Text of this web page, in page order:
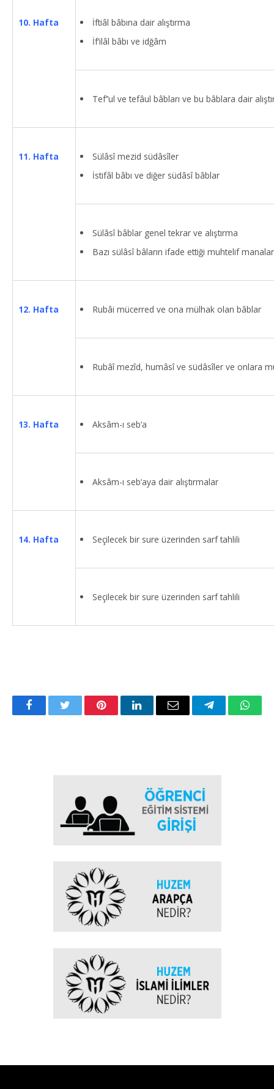
10. Hafta
İftiâl bâbına dair alıştırma
İf‘ilâl bâbı ve idğâm
Tef’’ul ve tefâul bâbları ve bu bâblara dair
11. Hafta
Sülâsî mezid südâsîler
İstifâl bâbı ve diğer südâsî bâblar
Sülâsî bâblar genel tekrar ve alıştırma
Bazı sülâsî bâların ifade ettiği muhtelif manalar
12. Hafta Rubâi mücerred ve ona mülhak olan bâblar
Rubâî mezîd, humâsî ve südâsîler ve onlara
13. Hafta Aksâm-ı seb‘a
Aksâm-ı seb‘aya dair alıştırmalar
14. Hafta Seçilecek bir sure üzerinden sarf tahlili
Seçilecek bir sure üzerinden sarf tahlili
FacebookTwitter PinterestLinkedInEmail Telegram